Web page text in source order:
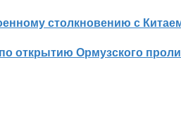
столкновению с
открытию Ормузского